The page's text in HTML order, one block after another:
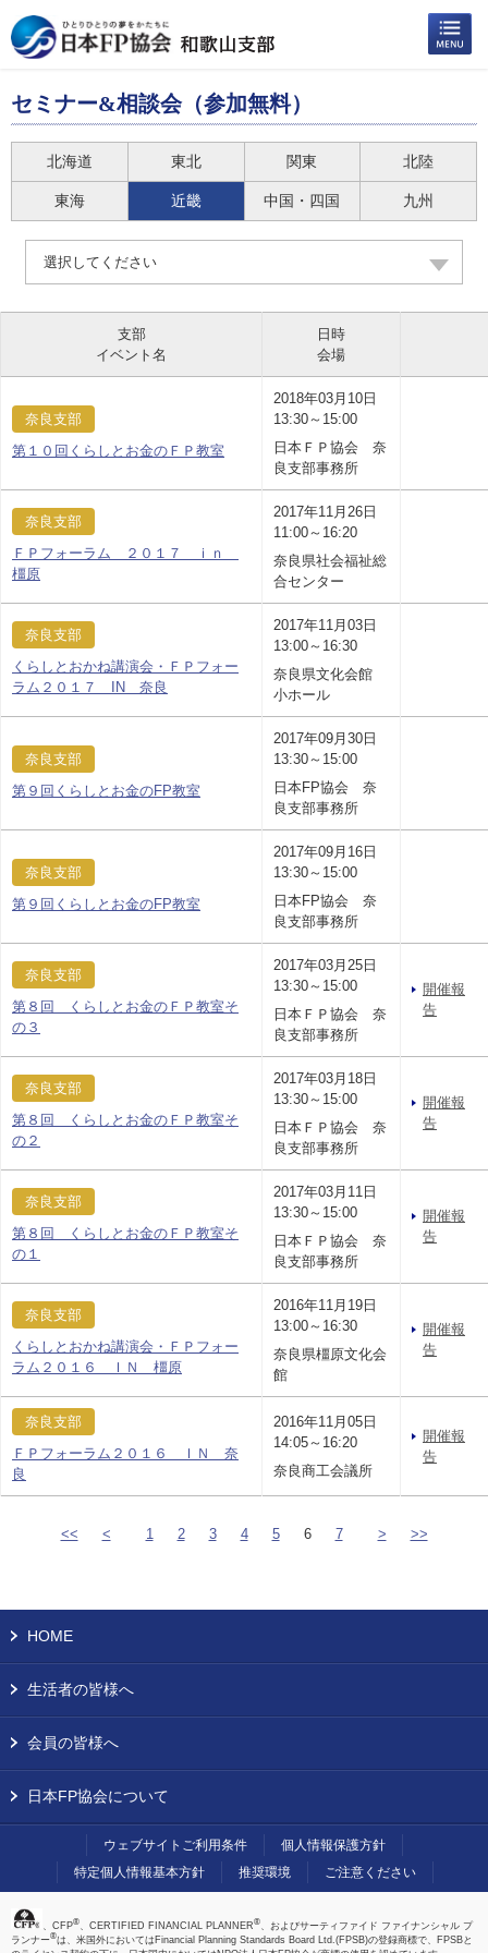
セミナー&相談会（参加無料）
北海道 東北 関東 北陸
東海 近畿 中国・四国 九州
選択してください
支部
イベント名
日時
会場
奈良支部
第１０回くらしとお金のＦＰ教室
2018年03月10日
13:30～15:00
日本ＦＰ協会 奈
良支部事務所
奈良支部
ＦＰフォーラム ２０１７ ｉｎ
橿原
2017年11月26日
11:00～16:20
奈良県社会福祉総
合センター
奈良支部
くらしとおかね講演会・ＦＰフォー
ラム２０１７ IN 奈良
2017年11月03日
13:00～16:30
奈良県文化会館
小ホール
奈良支部
第９回くらしとお金のFP教室
2017年09月30日
13:30～15:00
日本FP協会 奈
良支部事務所
奈良支部
第９回くらしとお金のFP教室
2017年09月16日
13:30～15:00
日本FP協会 奈
良支部事務所
奈良支部
第８回 くらしとお金のＦＰ教室そ
の３
2017年03月25日
13:30～15:00
日本ＦＰ協会 奈
良支部事務所
開催報
告
奈良支部
第８回 くらしとお金のＦＰ教室そ
の２
2017年03月18日
13:30～15:00
日本ＦＰ協会 奈
良支部事務所
開催報
告
奈良支部
第８回 くらしとお金のＦＰ教室そ
の１
2017年03月11日
13:30～15:00
日本ＦＰ協会 奈
良支部事務所
開催報
告
奈良支部
くらしとおかね講演会・ＦＰフォー
ラム２０１６ ＩＮ 橿原
2016年11月19日
13:00～16:30
奈良県橿原文化会
館
開催報
告
奈良支部
ＦＰフォーラム２０１６ ＩＮ 奈
良
2016年11月05日
14:05～16:20
奈良商工会議所
開催報
告
<< < 1 2 3 4 5 6 7 > >>
HOME
生活者の皆様へ
会員の皆様へ
日本FP協会について
ウェブサイトご利用条件
個人情報保護方針
特定個人情報基本方針
推奨環境 ご注意ください
、CFP®、CERTIFIED FINANCIAL PLANNER®、およびサーティファイド ファイナンシャル プ
ランナー®は、米国外においてはFinancial Planning Standards Board Ltd.(FPSB)の登録商標で、FPSBと